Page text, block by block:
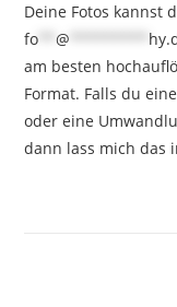
Deine Fotos kannst
fo **@
am besten
Format. Falls du
oder eine
dann lass mich das